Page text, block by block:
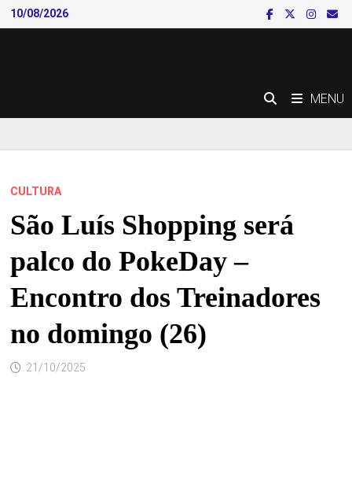
Skip
to
10/08/2026
MENU
CULTURA
São Luís Shopping será
palco do PokeDay –
Encontro dos Treinadores
no domingo (26)
21/10/2025